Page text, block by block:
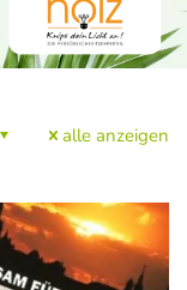
alle anzeigen